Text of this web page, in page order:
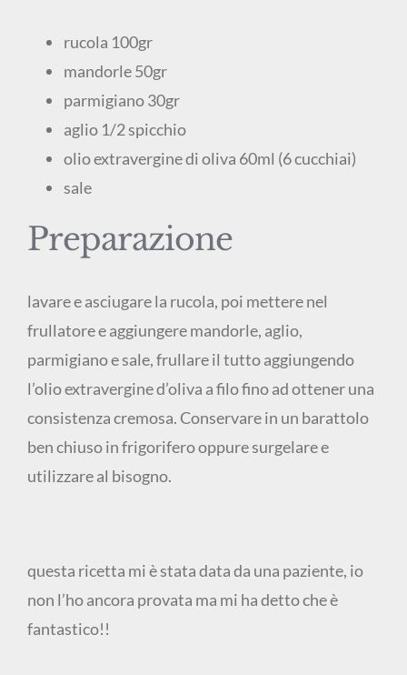
rucola 100gr
mandorle 50gr
parmigiano 30gr
aglio 1/2 spicchio
olio extravergine di oliva 60ml (6 cucchiai)
sale
Preparazione
lavare e asciugare la rucola, poi mettere nel
frullatore e aggiungere mandorle, aglio,
parmigiano e sale, frullare il tutto aggiungendo
l’olio extravergine d’oliva a filo fino ad ottener una
consistenza cremosa. Conservare in un barattolo
ben chiuso in frigorifero oppure surgelare e
utilizzare al bisogno.
questa ricetta mi è stata data da una paziente, io
non l’ho ancora provata ma mi ha detto che è
fantastico!!